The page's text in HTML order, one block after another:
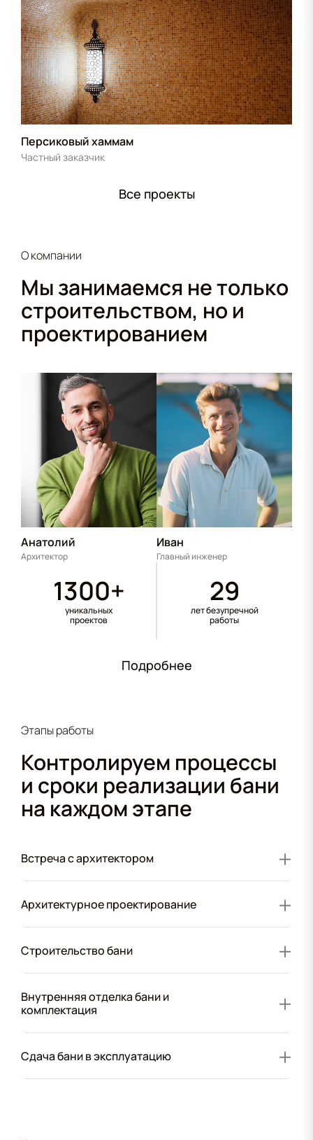
Персиковый хаммам
Частный заказчик
Все проекты
О компании
Мы занимаемся не только
строительством, но и
проектированием
Анатолий
Архитектор
Иван
Главный инженер
29
лет безупречной
работы
1300+
уникальных
проектов
Подробнее
Этапы работы
Контролируем процессы
и сроки реализации бани
на каждом этапе
Встреча с архитектором
Архитектурное проектирование
Строительство бани
Внутренняя отделка бани и
комплектация
Сдача бани в эксплуатацию